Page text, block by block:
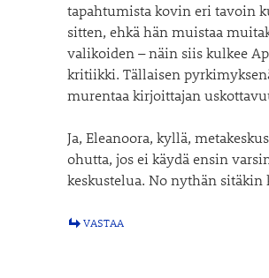
tapahtumista kovin eri tavoin
sitten, ehkä hän muistaa
valikoiden – näin siis kulkee
kritiikki. Tällaisen
murentaa kirjoittajan
Ja, Eleanoora, kyllä,
ohutta, jos ei käydä ensin
keskustelua. No nythän sitäkin
VASTAA